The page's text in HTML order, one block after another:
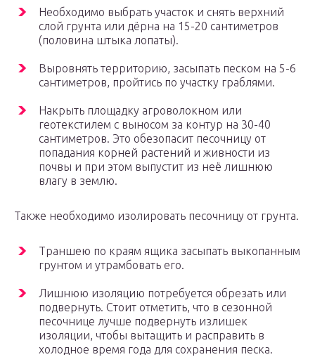
Необходимо выбрать участок и снять верхний
слой грунта или дёрна на 15-20 сантиметров
(половина штыка лопаты).
Выровнять территорию, засыпать песком на 5-6
сантиметров, пройтись по участку граблями.
Накрыть площадку агроволокном или
геотекстилем с выносом за контур на 30-40
сантиметров. Это обезопасит песочницу от
попадания корней растений и живности из
почвы и при этом выпустит из неё лишнюю
влагу в землю.
Также необходимо изолировать песочницу от грунта.
Траншею по краям ящика засыпать выкопанным
грунтом и утрамбовать его.
Лишнюю изоляцию потребуется обрезать или
подвернуть. Стоит отметить, что в сезонной
песочнице лучше подвернуть излишек
изоляции, чтобы вытащить и расправить в
холодное время года для сохранения песка.